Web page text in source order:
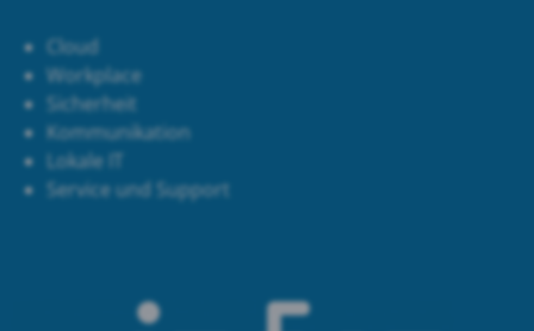
Cloud
Workplace
Sicherheit
Kommunikation
Lokale IT
Service und Support